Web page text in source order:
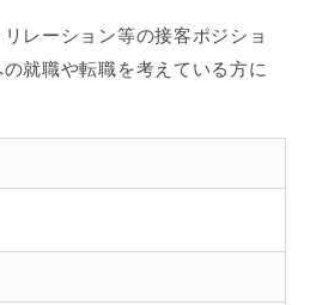
レーション等の接客ポジショ
就職や転職を考えている方に